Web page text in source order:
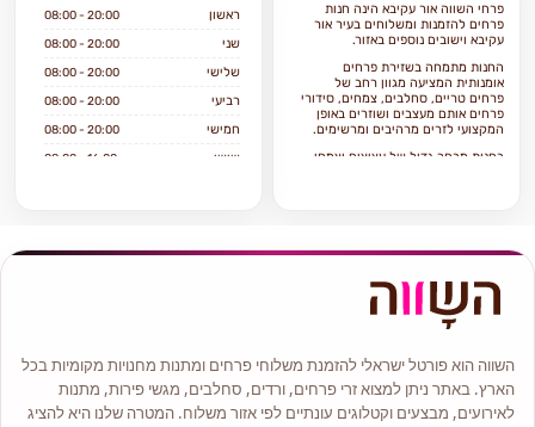
להזמין משלוחים?
אילו מוצרים אפשר להזמין
באתר?
פרחי השווה אור עקיבא הינה חנות
פרחים להזמנות ומשלוחים בעיר אור
עקיבא וישובים נוספים באזור.
החנות מתמחה בשזירת פרחים
אומנותית המציעה מגוון רחב של
פרחים טריים, סחלבים, צמחים, סידורי
פרחים אותם מעצבים ושוזרים באופן
המקצועי לזרים מרהיבים ומרשימים.
בחנות מבחר גדול של עציצים וצמחי
בשירות ויחס טוב ללקוח, איכות וטריות
כל זר או סידור יגיע עד בית המקבל על
ידי שליח מנוסה תוך הקפדה על טריות
ושלמות הפרחים.
איכותיים כגון: ורדים, סחלבים, ליליות,
חרציות ,שושן צחור ועוד.
לנו ניסיון רב והתמחות בעיצוב אירועים
ולכן אם ברצונכם להתאים פרחים
ראשון 08:00 - 20:00
שני 08:00 - 20:00
שלישי 08:00 - 20:00
רביעי 08:00 - 20:00
חמישי 08:00 - 20:00
שישי 08:00 - 16:00
השווה הוא פורטל ישראלי להזמנת משלוחי פרחים ומתנות מחנויות מקומיות בכל
הארץ. באתר ניתן למצוא זרי פרחים, ורדים, סחלבים, מגשי פירות, מתנות
לאירועים, מבצעים וקטלוגים עונתיים לפי אזור משלוח. המטרה שלנו היא להציג